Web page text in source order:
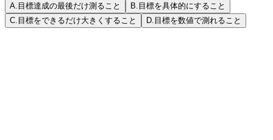
A 目標達成の最後だけ測ること B 目標を具体的にすること
C 目標をできるだけ大きくすること D 目標を数値で測れること